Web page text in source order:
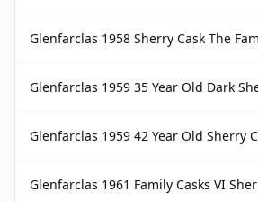
Glenfarclas 1958 Sherry Cask The
Glenfarclas 1959 35 Year Old Dark Sherry
Glenfarclas 1959 42 Year Old Sherry
Glenfarclas 1961 Family Casks VI Sherry